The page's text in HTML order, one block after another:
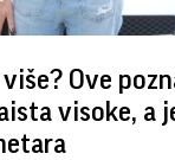
Ove
visoke, a